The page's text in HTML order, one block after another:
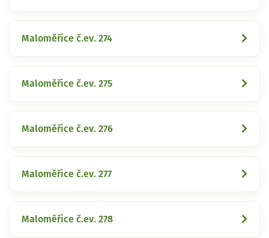
Maloměřice č.ev. 274
Maloměřice č.ev. 275
Maloměřice č.ev. 276
Maloměřice č.ev. 277
Maloměřice č.ev. 278